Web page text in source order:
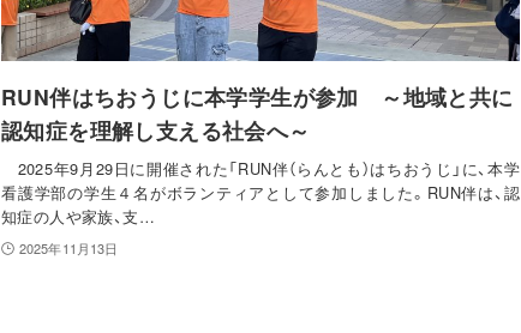
RUN伴はちおうじに本学学生が参加 ～地域と共に
認知症を理解し支える社会へ～
2025年9月29日に開催された「RUN伴（らんとも）はちおうじ」に、本学
看護学部の学生４名がボランティアとして参加しました。RUN伴は、認
知症の人や家族、支…
2025年11月13日